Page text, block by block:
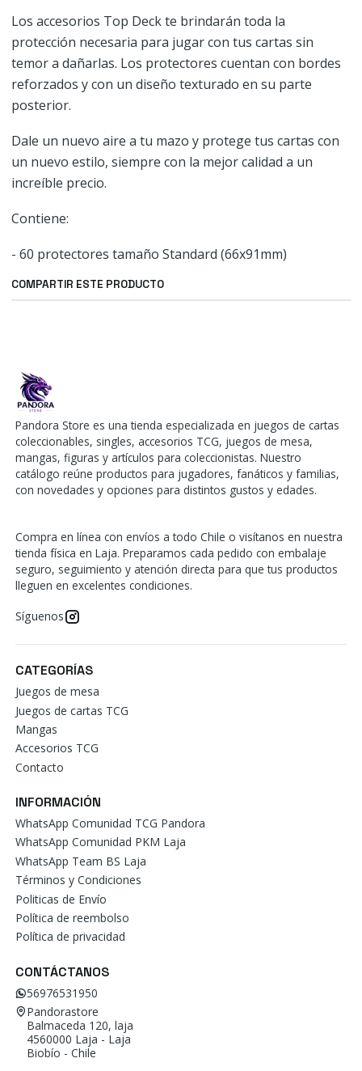
Los accesorios Top Deck te brindarán toda la
protección necesaria para jugar con tus cartas sin
temor a dañarlas. Los protectores cuentan con bordes
reforzados y con un diseño texturado en su parte
posterior.
Dale un nuevo aire a tu mazo y protege tus cartas con
un nuevo estilo, siempre con la mejor calidad a un
increíble precio.
Contiene:
- 60 protectores tamaño Standard (66x91mm)
COMPARTIR ESTE PRODUCTO
Pandora Store es una tienda especializada en juegos de cartas
coleccionables, singles, accesorios TCG, juegos de mesa,
mangas, figuras y artículos para coleccionistas. Nuestro
catálogo reúne productos para jugadores, fanáticos y familias,
con novedades y opciones para distintos gustos y edades.
Compra en línea con envíos a todo Chile o visítanos en nuestra
tienda física en Laja. Preparamos cada pedido con embalaje
seguro, seguimiento y atención directa para que tus productos
lleguen en excelentes condiciones.
Síguenos
CATEGORÍAS
Juegos de mesa
Juegos de cartas TCG
Mangas
Accesorios TCG
Contacto
INFORMACIÓN
WhatsApp Comunidad TCG Pandora
WhatsApp Comunidad PKM Laja
WhatsApp Team BS Laja
Términos y Condiciones
Politicas de Envío
Política de reembolso
Política de privacidad
CONTÁCTANOS
56976531950
Pandorastore
Balmaceda 120, laja
4560000 Laja - Laja
Biobío - Chile